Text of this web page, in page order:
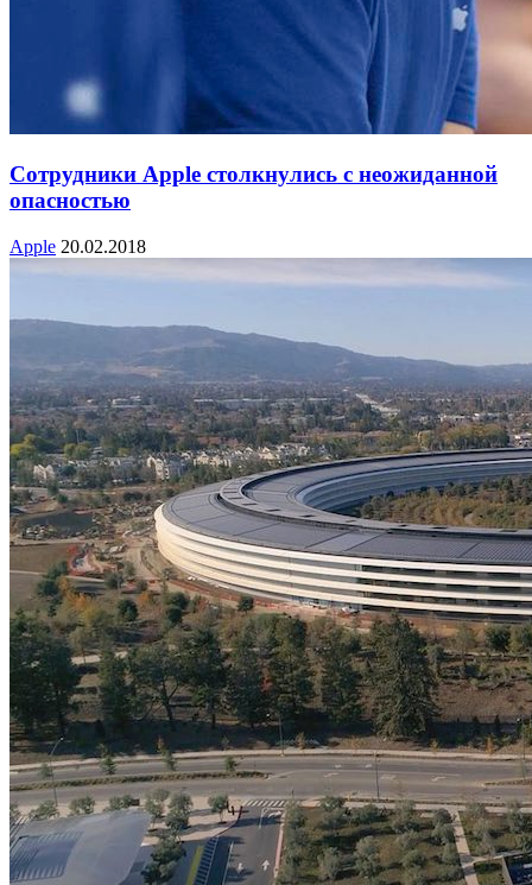
Сотрудники Apple столкнулись с неожиданной
опасностью
Apple 20.02.2018